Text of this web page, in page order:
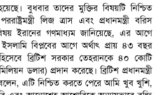
বুধবার তাদের মুক্তির বিষয়টি নিশ্চিত
লিজ ত্রাস এবং প্রধানমন্ত্রী বরিস
ইরানের গণমাধ্যম জানিয়েছে, এর আগে
বিপ্লবের আগে অর্থাৎ প্রায় ৪৩ বছর
ব্রিটিশ সরকার তেহরানকে ৪০ কোটি
ডলার) প্রদান করেছে। ব্রিটিশ প্রধানমন্ত্রী
এটি নিশ্চিত করতে পেরে আমি খুব খুশি,